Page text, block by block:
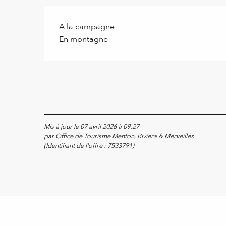
A la campagne
En montagne
Mis à jour le 07 avril 2026 à 09:27
par Office de Tourisme Menton, Riviera & Merveilles
(Identifiant de l'offre : 7533791)